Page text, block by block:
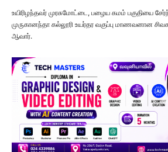
உயிரிழந்தவர் முரசுமோட்டை, பழைய கமம் பகுதியை
முருகானந்தா கல்லூரி உயர்தர வகுப்பு மாணவனான
ஆவார்.